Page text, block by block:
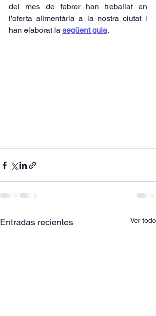
del mes de febrer han treballat en
l'oferta alimentària a la nostra ciutat i
han elaborat la següent guia.
Entradas recientes Ver todo